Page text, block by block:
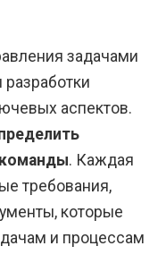
задачами
аспектов.
. Каждая
требования,
которые
и процессам